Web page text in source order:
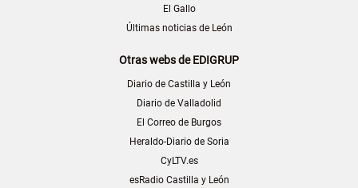
El Gallo
Últimas noticias de León
Otras webs de EDIGRUP
Diario de Castilla y León
Diario de Valladolid
El Correo de Burgos
Heraldo-Diario de Soria
CyLTV.es
esRadio Castilla y León